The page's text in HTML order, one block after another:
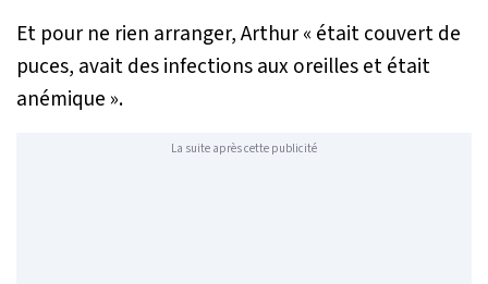
Et pour ne rien arranger, Arthur « était couvert de
puces, avait des infections aux oreilles et était
anémique ».
La suite après cette publicité